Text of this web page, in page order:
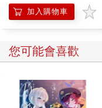
加入購物車
您可能會喜歡